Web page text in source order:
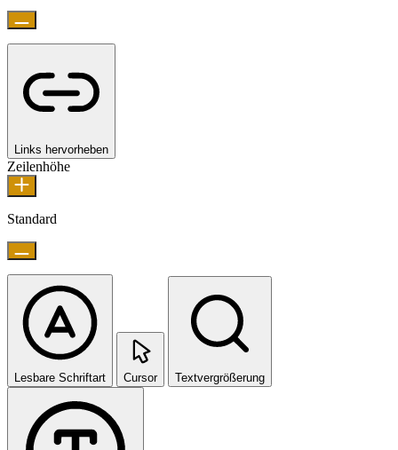
Links hervorheben
Zeilenhöhe
Standard
Lesbare Schriftart Cursor Textvergrößerung